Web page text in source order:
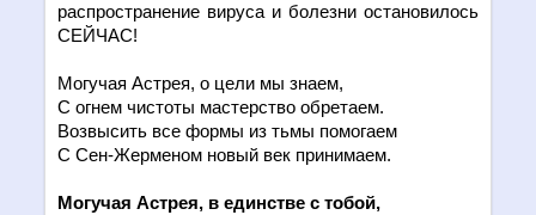
распространение вируса и болезни остановилось
СЕЙЧАС!
Могучая Астрея, о цели мы знаем,
С огнем чистоты мастерство обретаем.
Возвысить все формы из тьмы помогаем
С Сен-Жерменом новый век принимаем.
Могучая Астрея, в единcтве с тобой,